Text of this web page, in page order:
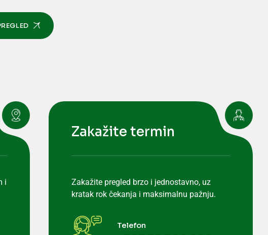
i
Zakažite termin
Zakažite pregled brzo i jednostavno, uz
kratak rok čekanja i maksimalnu pažnju.
Telefon